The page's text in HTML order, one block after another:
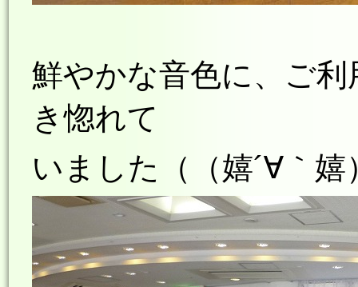
鮮やかな音色に、ご
き惚れて
いました（（嬉´∀｀嬉